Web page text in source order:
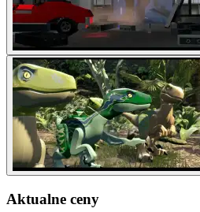
Aktualne ceny